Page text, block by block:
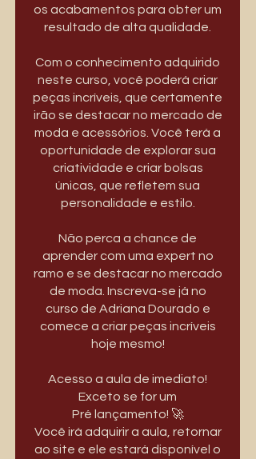
os acabamentos para obter um
resultado de alta qualidade.
Com o conhecimento adquirido
neste curso, você poderá criar
peças incríveis, que certamente
irão se destacar no mercado de
moda e acessórios. Você terá a
oportunidade de explorar sua
criatividade e criar bolsas
únicas, que refletem sua
personalidade e estilo.
Não perca a chance de
aprender com uma expert no
ramo e se destacar no mercado
de moda. Inscreva-se já no
curso de Adriana Dourado e
comece a criar peças incríveis
hoje mesmo!
Acesso a aula de imediato!
Exceto se for um
Pré lançamento! 🚀
Você irá adquirir a aula, retornar
ao site e ele estará disponível o